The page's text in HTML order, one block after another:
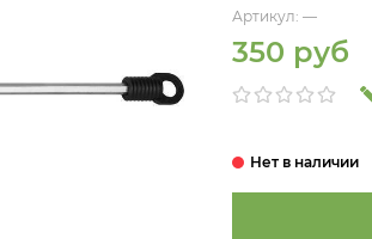
Артикул: —
350 руб